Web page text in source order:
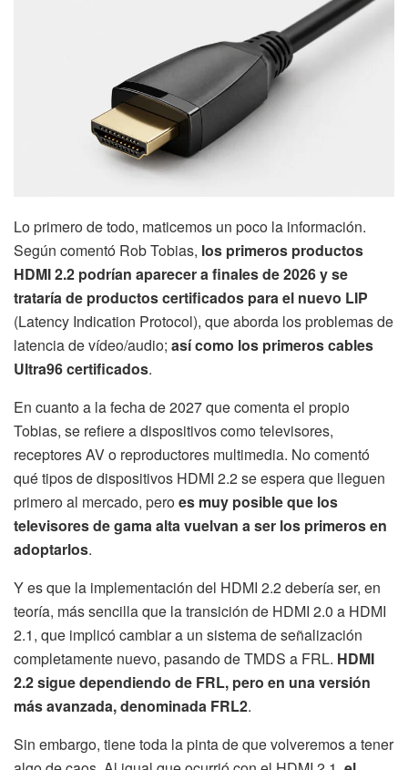
Lo primero de todo, maticemos un poco la información.
Según comentó Rob Tobias, los primeros productos
HDMI 2.2 podrían aparecer a finales de 2026 y se
trataría de productos certificados para el nuevo LIP
(Latency Indication Protocol), que aborda los problemas de
latencia de vídeo/audio; así como los primeros cables
Ultra96 certificados.
En cuanto a la fecha de 2027 que comenta el propio
Tobias, se refiere a dispositivos como televisores,
receptores AV o reproductores multimedia. No comentó
qué tipos de dispositivos HDMI 2.2 se espera que lleguen
primero al mercado, peroes muy posible que los
televisores de gama alta vuelvan a ser los primeros en
adoptarlos.
Y es que la implementación del HDMI 2.2 debería ser, en
teoría, más sencilla que la transición de HDMI 2.0 a HDMI
2.1, que implicó cambiar a un sistema de señalización
completamente nuevo, pasando de TMDS a FRL. HDMI
2.2 sigue dependiendo de FRL, pero en una versión
más avanzada, denominada FRL2.
Sin embargo, tiene toda la pinta de que volveremos a tener